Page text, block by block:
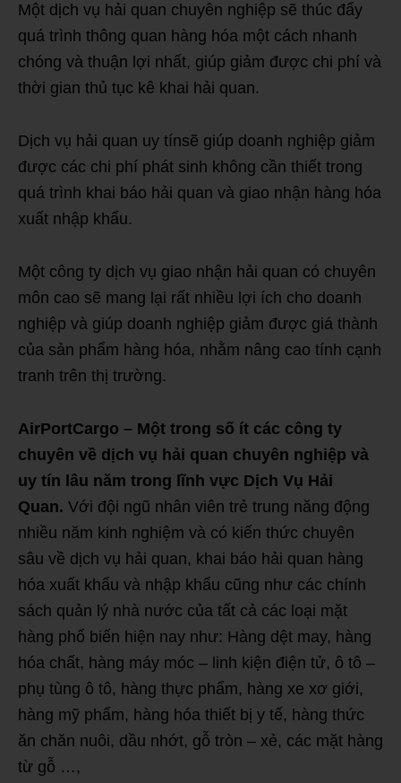
Một dịch vụ hải quan chuyên nghiệp sẽ thúc đẩy
quá trình thông quan hàng hóa một cách nhanh
chóng và thuận lợi nhất, giúp giảm được chi phí và
thời gian thủ tục kê khai hải quan.
Dịch vụ hải quan uy tínsẽ giúp doanh nghiệp giảm
được các chi phí phát sinh không cần thiết trong
quá trình khai báo hải quan và giao nhận hàng hóa
xuất nhập khẩu.
Một công ty dịch vụ giao nhận hải quan có chuyên
môn cao sẽ mang lại rất nhiều lợi ích cho doanh
nghiệp và giúp doanh nghiệp giảm được giá thành
của sản phẩm hàng hóa, nhằm nâng cao tính cạnh
tranh trên thị trường.
AirPortCargo – Một trong số ít các công ty
chuyên về dịch vụ hải quan chuyên nghiệp và
uy tín lâu năm trong lĩnh vực Dịch Vụ Hải
Quan. Với đội ngũ nhân viên trẻ trung năng động
nhiều năm kinh nghiệm và có kiến thức chuyên
sâu về dịch vụ hải quan, khai báo hải quan hàng
hóa xuất khẩu và nhập khẩu cũng như các chính
sách quản lý nhà nước của tất cả các loại mặt
hàng phổ biến hiện nay như: Hàng dệt may, hàng
hóa chất, hàng máy móc – linh kiện điện tử, ô tô –
phụ tùng ô tô, hàng thực phẩm, hàng xe xơ giới,
hàng mỹ phẩm, hàng hóa thiết bị y tế, hàng thức
ăn chăn nuôi, dầu nhớt, gỗ tròn – xẻ, các mặt hàng
từ gỗ …,